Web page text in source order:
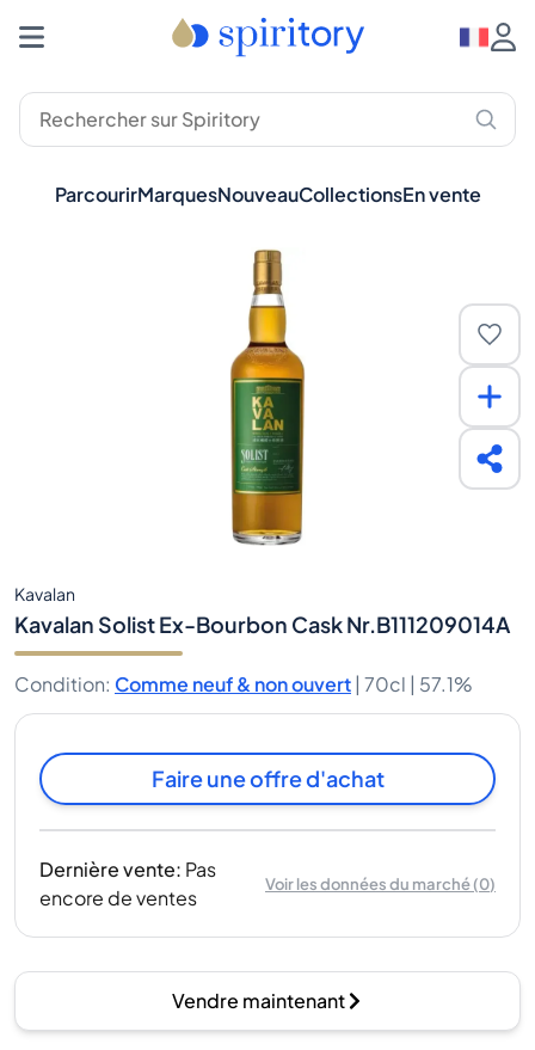
ParcourirMarquesNouveauCollectionsEn vente
Kavalan
Kavalan Solist Ex-Bourbon Cask Nr.B111209014A
Condition: Comme neuf & non ouvert | 70cl | 57.1%
Faire une offre d'achat
Dernière vente: Pas
encore de ventes
Voir les données du marché(0)
Vendre maintenant